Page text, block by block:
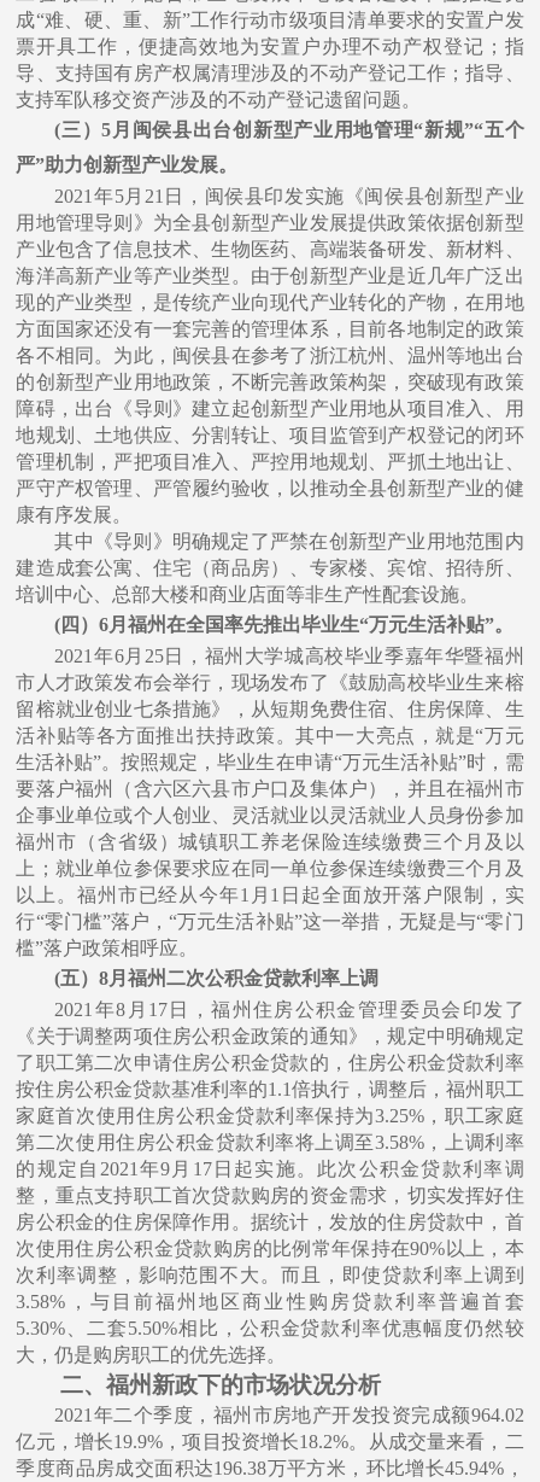
成“难、硬、重、新”⼯作⾏动市级项⽬清单要求的安置户发
票开具⼯作，便捷⾼效地为安置户办理不动产权登记；指
导、⽀持国有房产权属清理涉及的不动产登记⼯作；指导、
⽀持军队移交资产涉及的不动产登记遗留问题。
(三）5⽉闽侯县出台创新型产业⽤地管理“新规”“五个
严”助⼒创新型产业发展。
2021年5⽉21⽇，闽侯县印发实施《闽侯县创新型产业
⽤地管理导则》为全县创新型产业发展提供政策依据创新型
产业包含了信息技术、⽣物医药、⾼端装备研发、新材料、
海洋⾼新产业等产业类型。由于创新型产业是近⼏年⼴泛出
现的产业类型，是传统产业向现代产业转化的产物，在⽤地
⽅⾯国家还没有⼀套完善的管理体系，⽬前各地制定的政策
各不相同。为此，闽侯县在参考了浙江杭州、温州等地出台
的创新型产业⽤地政策，不断完善政策构架，突破现有政策
障碍，出台《导则》建⽴起创新型产业⽤地从项⽬准⼊、⽤
地规划、⼟地供应、分割转让、项⽬监管到产权登记的闭环
管理机制，严把项⽬准⼊、严控⽤地规划、严抓⼟地出让、
严守产权管理、严管履约验收，以推动全县创新型产业的健
康有序发展。
其中《导则》明确规定了严禁在创新型产业⽤地范围内
建造成套公寓、住宅（商品房）、专家楼、宾馆、招待所、
培训中⼼、总部⼤楼和商业店⾯等⾮⽣产性配套设施。
(四）6⽉福州在全国率先推出毕业⽣“万元⽣活补贴”。
2021年6⽉25⽇，福州⼤学城⾼校毕业季嘉年华暨福州
市⼈才政策发布会举⾏，现场发布了《⿎励⾼校毕业⽣来榕
留榕就业创业七条措施》，从短期免费住宿、住房保障、⽣
活补贴等各⽅⾯推出扶持政策。其中⼀⼤亮点，就是“万元
⽣活补贴”。按照规定，毕业⽣在申请“万元⽣活补贴”时，需
要落户福州（含六区六县市户⼝及集体户），并且在福州市
企事业单位或个⼈创业、灵活就业以灵活就业⼈员身份参加
福州市（含省级）城镇职⼯养⽼保险连续缴费三个⽉及以
上；就业单位参保要求应在同⼀单位参保连续缴费三个⽉及
以上。福州市已经从今年1⽉1⽇起全⾯放开落户限制，实
⾏“零⻔槛”落户，“万元⽣活补贴”这⼀举措，⽆疑是与“零⻔
槛”落户政策相呼应。
(五）8⽉福州⼆次公积⾦贷款利率上调
2021年8⽉17⽇，福州住房公积⾦管理委员会印发了
《关于调整两项住房公积⾦政策的通知》，规定中明确规定
了职⼯第⼆次申请住房公积⾦贷款的，住房公积⾦贷款利率
按住房公积⾦贷款基准利率的1.1倍执⾏，调整后，福州职⼯
家庭⾸次使⽤住房公积⾦贷款利率保持为3.25%，职⼯家庭
第⼆次使⽤住房公积⾦贷款利率将上调⾄3.58%，上调利率
的规定⾃2021年9⽉17⽇起实施。此次公积⾦贷款利率调
整，重点⽀持职⼯⾸次贷款购房的资⾦需求，切实发挥好住
房公积⾦的住房保障作⽤。据统计，发放的住房贷款中，⾸
次使⽤住房公积⾦贷款购房的⽐例常年保持在90%以上，本
次利率调整，影响范围不⼤。⽽且，即使贷款利率上调到
3.58%，与⽬前福州地区商业性购房贷款利率普遍⾸套
5.30%、⼆套5.50%相⽐，公积⾦贷款利率优惠幅度仍然较
⼤，仍是购房职⼯的优先选择。
二、福州新政下的市场状况分析
2021年⼆个季度，福州市房地产开发投资完成额964.02
亿元，增⻓19.9%，项⽬投资增⻓18.2%。从成交量来看，⼆
季度商品房成交⾯积达196.38万平⽅⽶，环⽐增⻓45.94%，